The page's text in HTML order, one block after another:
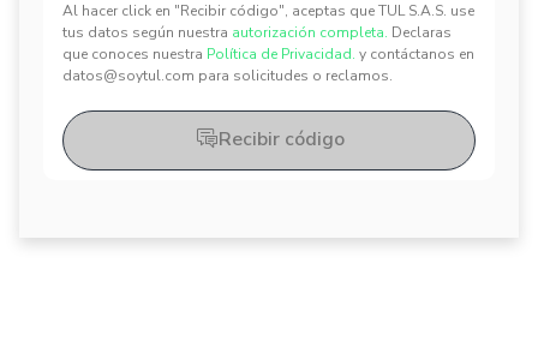
Al hacer click en "Recibir código", aceptas que TUL S.A.S. use
tus datos según nuestra autorización completa. Declaras
que conoces nuestra Política de Privacidad. y contáctanos en
datos@soytul.com para solicitudes o reclamos.
✕
✕
Recibir código